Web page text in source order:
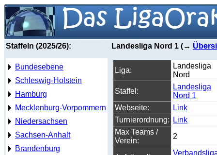
Staffeln (2025/26):
Bundesebene
Schleswig-Holstein
Hamburg
Mecklenburg-Vorpommern
Niedersachsen
Sachsen-Anhalt
Brandenburg
Landesliga Nord 1 (→
Liga:
Landesliga
Nord
Staffel:
Landesliga
Nord 1
Webseite:
Link
Turnierordnung:
Link
Max Teams /
Verein:
2